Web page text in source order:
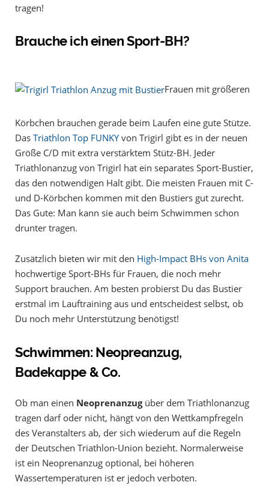
tragen!
Brauche ich einen Sport-BH?
Frauen mit größeren
Körbchen brauchen gerade beim Laufen eine gute Stütze.
Das Triathlon Top FUNKYvon Trigirl gibt es in der neuen
Größe C/D mit extra verstärktem Stütz-BH. Jeder
Triathlonanzug von Trigirl hat ein separates Sport-Bustier,
das den notwendigen Halt gibt. Die meisten Frauen mit C-
und D-Körbchen kommen mit den Bustiers gut zurecht.
Das Gute: Man kann sie auch beim Schwimmen schon
drunter tragen.
Zusätzlich bieten wir mit den High-Impact BHs von Anita
hochwertige Sport-BHs für Frauen, die noch mehr
Support brauchen. Am besten probierst Du das Bustier
erstmal im Lauftraining aus und entscheidest selbst, ob
Du noch mehr Unterstützung benötigst!
Schwimmen: Neopreanzug,
Badekappe & Co.
Ob man einen Neoprenanzugüber dem Triathlonanzug
tragen darf oder nicht, hängt von den Wettkampfregeln
des Veranstalters ab, der sich wiederum auf die Regeln
der Deutschen Triathlon-Union bezieht. Normalerweise
ist ein Neoprenanzug optional, bei höheren
Wassertemperaturen ist er jedoch verboten.